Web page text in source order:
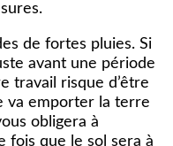
de fortes pluies. Si
avant une période
travail risque d’être
va emporter la terre
obligera à
fois que le sol sera à